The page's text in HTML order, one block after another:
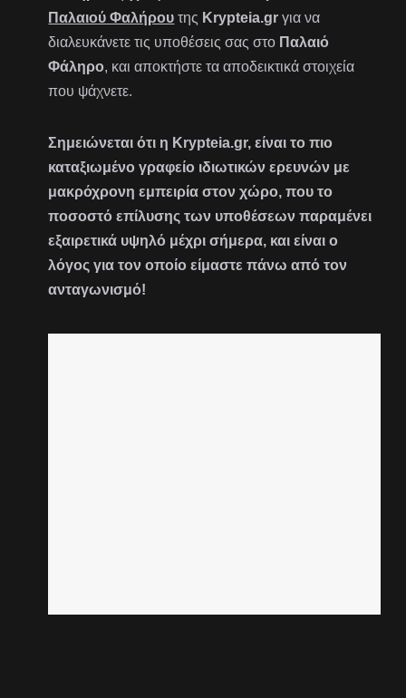
Παλαιού Φαλήρου της Krypteia.gr για να
διαλευκάνετε τις υποθέσεις σας στο Παλαιό
Φάληρο, και αποκτήστε τα αποδεικτικά στοιχεία
που ψάχνετε.
Σημειώνεται ότι η Krypteia.gr, είναι το πιο
καταξιωμένο γραφείο ιδιωτικών ερευνών με
μακρόχρονη εμπειρία στον χώρο, που το
ποσοστό επίλυσης των υποθέσεων παραμένει
εξαιρετικά υψηλό μέχρι σήμερα, και είναι ο
λόγος για τον οποίο είμαστε πάνω από τον
ανταγωνισμό!